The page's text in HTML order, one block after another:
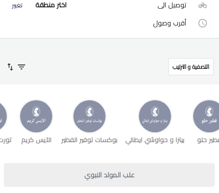
توصيل الى اختر منطقة تغيير
أقرب وصول
التصفية و الترتيب
حلو بيتزا و حواوشي ايطالي بوكسات توفير الفطير الآيس كريم
علب المولد النبوي